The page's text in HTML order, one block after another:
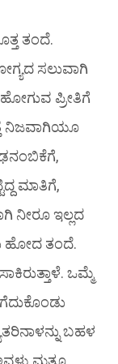
ತಂದೆ.
ಸಲುವಾಗಿ
ಪ್ರೀತಿಗೆ
ನಿಜವಾಗಿಯೂ
ಮಾತಿಗೆ,
ನೀರೂ ಇಲ್ಲದ
ಹೋದ ತಂದೆ.
ಒಮ್ಮೆ
ಬಹಳ
ಮತ್ತೂ